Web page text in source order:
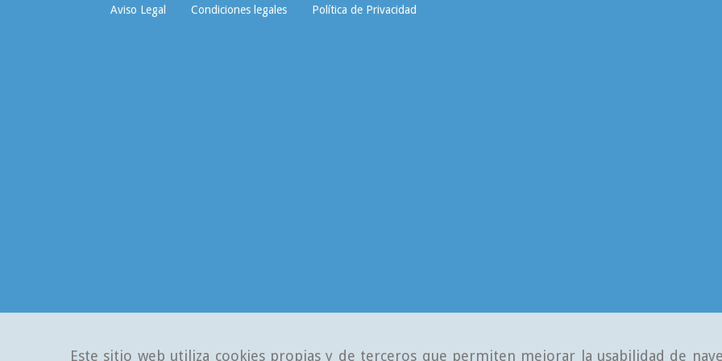
Este sitio web utiliza cookies propias y de terceros que permiten mejorar la usabilidad de
Aviso Legal
Condiciones legales Política de Privacidad